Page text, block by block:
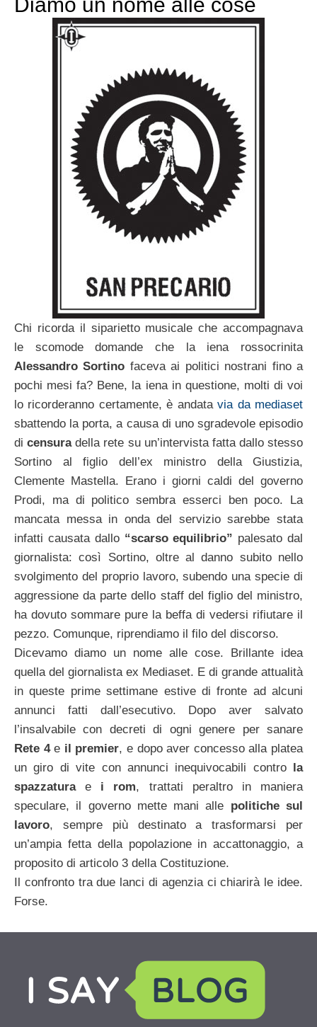
Diamo un nome alle cose
Chi ricorda il siparietto musicale che accompagnava
le scomode domande che la iena rossocrinita
Alessandro Sortino faceva ai politici nostrani fino a
pochi mesi fa? Bene, la iena in questione, molti di voi
lo ricorderanno certamente, è andatavia da mediaset
sbattendo la porta, a causa di uno sgradevole episodio
dicensuradella rete su un’intervista fatta dallo stesso
Sortino al figlio dell’ex ministro della Giustizia,
Clemente Mastella. Erano i giorni caldi del governo
Prodi, ma di politico sembra esserci ben poco. La
mancata messa in onda del servizio sarebbe stata
infatti causata dallo “scarso equilibrio” palesato dal
giornalista: così Sortino, oltre al danno subito nello
svolgimento del proprio lavoro, subendo una specie di
aggressione da parte dello staff del figlio del ministro,
ha dovuto sommare pure la beffa di vedersi rifiutare il
pezzo. Comunque, riprendiamo il filo del discorso.
Dicevamo diamo un nome alle cose. Brillante idea
quella del giornalista ex Mediaset. E di grande attualità
in queste prime settimane estive di fronte ad alcuni
annunci fatti dall’esecutivo. Dopo aver salvato
l’insalvabile con decreti di ogni genere per sanare
Rete 4e il premier, e dopo aver concesso alla platea
un giro di vite con annunci inequivocabili contro la
spazzaturae i rom, trattati peraltro in maniera
speculare, il governo mette mani alle politiche sul
lavoro, sempre più destinato a trasformarsi per
un’ampia fetta della popolazione in accattonaggio, a
proposito di articolo 3 della Costituzione.
Il confronto tra due lanci di agenzia ci chiarirà le idee.
Forse.